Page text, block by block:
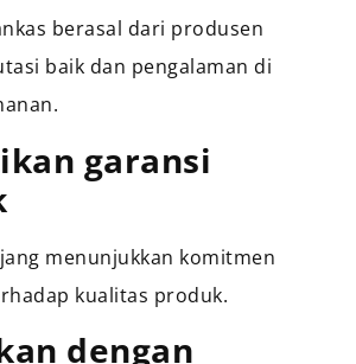
berasal dari produsen
baik dan pengalaman di
garansi
menunjukkan komitmen
kualitas produk.
dengan